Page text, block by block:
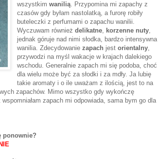
wszystkimwanilią. Przypomina mi zapachy z
czasów gdy byłam nastolatką, a furorę robiły
buteleczki z perfumami o zapachu wanilii.
Wyczuwam równieżdelikatne, korzenne nuty,
jednak góruje nad nimi słodka, bardzo intensywna
wanilia. Zdecydowaniezapach jestorientalny,
przywodzi na myśl wakacje w krajach dalekiego
wschodu. Generalnie zapach mi się podoba, choć
dla wielu może być za słodki i za mdły. Ja lubię
takie aromaty i o ile uważam z ilością, jest to na
zapachów. Mimo wszystko gdy wykończę
zapach mi odpowiada, sama bym go dla
ponownie?
NIE